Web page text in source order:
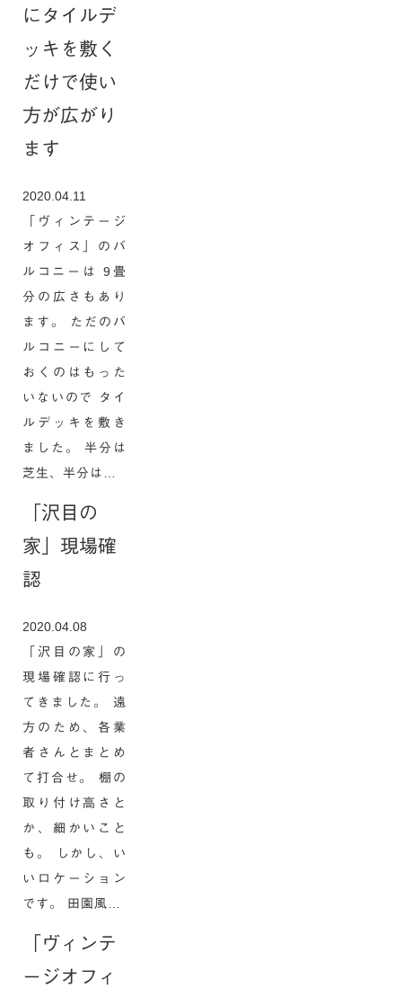
にタイルデ
ッキを敷く
だけで使い
方が広がり
ます
2020.04.11
「ヴィンテージ
オフィス」のバ
ルコニーは 9畳
分の広さもあり
ます。 ただのバ
ルコニーにして
おくのはもった
いないので タイ
ルデッキを敷き
ました。 半分は
芝生、半分は…
「沢目の
家」現場確
認
2020.04.08
「沢目の家」の
現場確認に行っ
てきました。 遠
方のため、各業
者さんとまとめ
て打合せ。 棚の
取り付け高さと
か、細かいこと
も。 しかし、い
いロケーション
です。 田園風…
「ヴィンテ
ージオフィ